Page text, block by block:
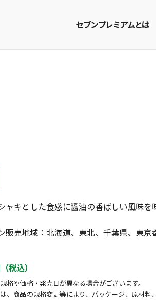
セブンプレミアムとは
ャキとした食感に醤油の香ばしい風味
売地域：北海道、東北、千葉県、東
税込）
格や価格・発売日が異なる場合がございます。
、商品の規格変更等により、パッケージ、原材